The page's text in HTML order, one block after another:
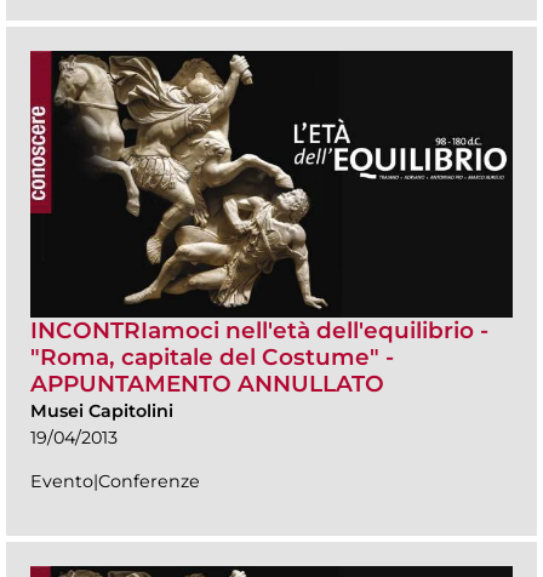
INCONTRIamoci nell'età dell'equilibrio -
"Roma, capitale del Costume" -
APPUNTAMENTO ANNULLATO
Musei Capitolini
19/04/2013
Evento|Conferenze